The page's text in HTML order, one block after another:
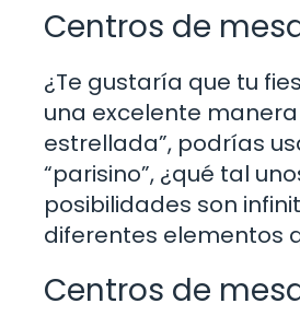
Centros de
¿Te gustaría que tu
una excelente
estrellada”, podrías
“parisino”, ¿qué tal
posibilidades son
diferentes elementos
Centros de